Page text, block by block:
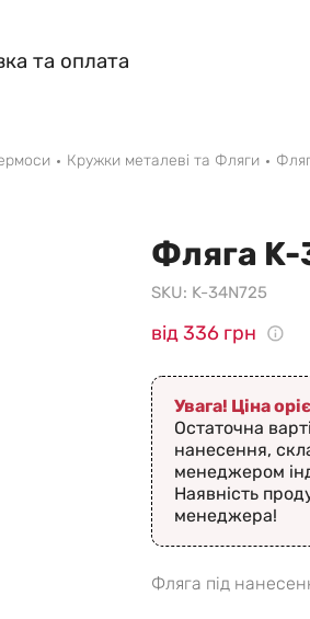
та оплата
Кружки металеві та Фляги
Фляга
SKU: K-34N725
від 336 грн
Увага! Ціна
Остаточна
нанесення,
менеджером
Наявність
менеджера!
Фляга під